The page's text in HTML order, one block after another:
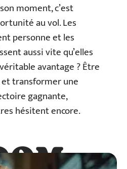
moment, c’est
au vol. Les
personne et les
aussi vite qu’elles
avantage ? Être
transformer une
gagnante,
hésitent encore.